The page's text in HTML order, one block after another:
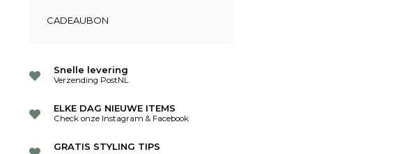
CADEAUBON
Snelle levering
Verzending PostNL
ELKE DAG NIEUWE ITEMS
Check onze Instagram & Facebook
GRATIS STYLING TIPS